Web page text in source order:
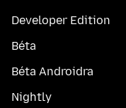
Developer Edition
Béta
Béta Androidra
Nightly